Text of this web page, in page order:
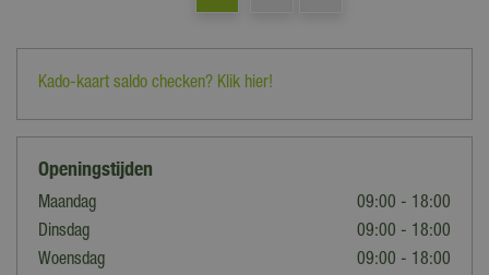
Kado-kaart saldo checken? Klik hier!
Openingstijden
Maandag
09:00 - 18:00
Dinsdag
09:00 - 18:00
Woensdag
09:00 - 18:00